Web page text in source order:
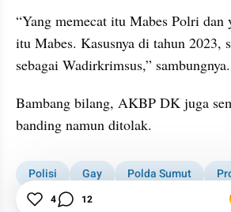
“Yang memecat itu Mabes Polri dan
itu Mabes. Kasusnya di tahun 2023,
sebagai Wadirkrimsus,” sambungnya.
Bambang bilang, AKBP DK juga
banding namun ditolak.
Polisi Gay Polda Sumut
Wadirkrimsus Penyuka Sesama Jenis
4 12